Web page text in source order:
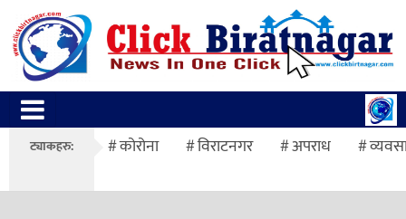
ट्याकहरु: कोरोना विराटनगर अपराध